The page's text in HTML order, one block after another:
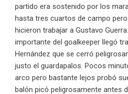
partido era sostenido por los
hasta tres cuartos de campo
hicieron trabajar a Gustavo
importante del goalkeeper llegó
Hernández que se cerró
justo el guardapalos. Pocos
arco pero bastante lejos probó
balón picó peligrosamente antes